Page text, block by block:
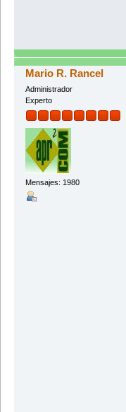
Mario R. Rancel
Administrador
Experto
Mensajes: 1980